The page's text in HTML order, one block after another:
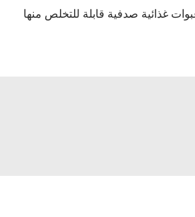
غذائية صدفية قابلة للتخلص منها